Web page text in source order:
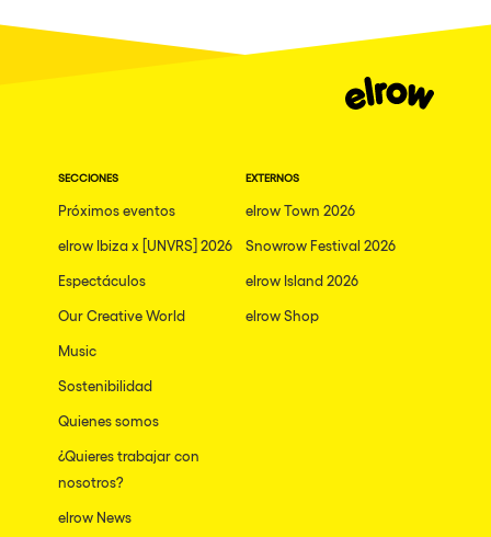
SECCIONES
Próximos eventos
elrow Ibiza x [UNVRS] 2026
Espectáculos
Our Creative World
Music
Sostenibilidad
Quienes somos
¿Quieres trabajar con
nosotros?
elrow News
EXTERNOS
elrow Town 2026
Snowrow Festival 2026
elrow Island 2026
elrow Shop